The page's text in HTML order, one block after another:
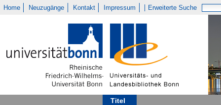
Home Neuzugänge Kontakt Impressum Erweiterte Suche
Titel